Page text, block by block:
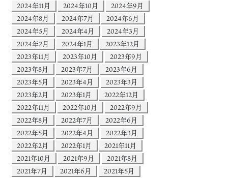
2024年11月
2024年10月
2024年9月
2024年8月
2024年7月
2024年6月
2024年5月
2024年4月
2024年3月
2024年2月
2024年1月
2023年12月
2023年11月
2023年10月
2023年9月
2023年8月
2023年7月
2023年6月
2023年5月
2023年4月
2023年3月
2023年2月
2023年1月
2022年12月
2022年11月
2022年10月
2022年9月
2022年8月
2022年7月
2022年6月
2022年5月
2022年4月
2022年3月
2022年2月
2022年1月
2021年11月
2021年10月
2021年9月
2021年8月
2021年7月
2021年6月
2021年5月